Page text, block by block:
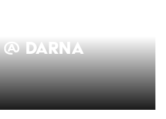
DARNA